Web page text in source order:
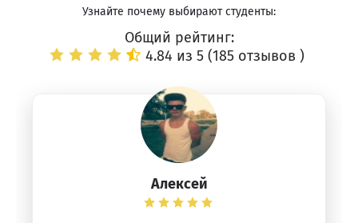
Узнайте почему выбирают студенты:
Общий рейтинг:
4.84 из 5 (185 отзывов )
Алексей